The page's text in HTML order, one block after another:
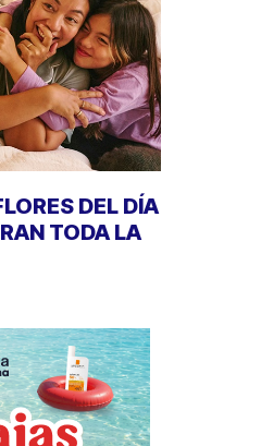
DEL DÍA
TODA LA